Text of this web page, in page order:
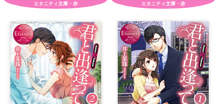
エタニティ文庫・赤 エタニティ文庫・赤